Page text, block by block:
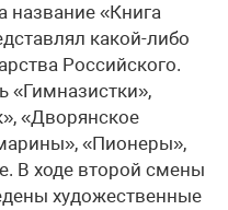
название «Книга
какой-либо
Российского.
«Гимназистки»,
«Дворянское
«Пионеры»,
В ходе второй смены
художественные